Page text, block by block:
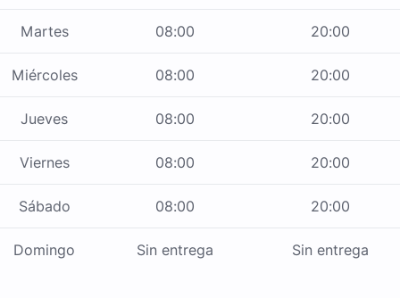
Martes 08:00 20:00
Miércoles 08:00 20:00
Jueves 08:00 20:00
Viernes 08:00 20:00
Sábado 08:00 20:00
Domingo Sin entrega Sin entrega